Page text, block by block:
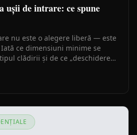
ușii de intrare: ce spune
nu este o alegere liberă — este
ce dimensiuni minime se
clădirii și de ce „deschiderea